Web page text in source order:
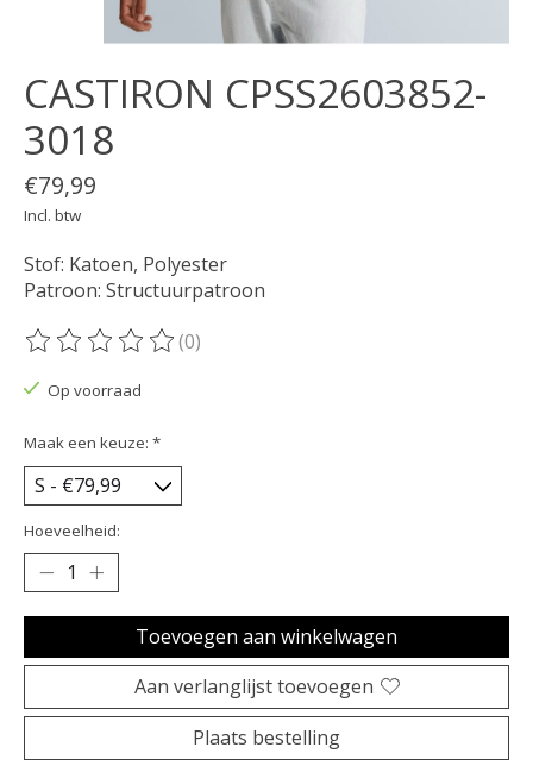
CASTIRON CPSS2603852-
3018
€79,99
Incl. btw
Stof: Katoen, Polyester
Patroon: Structuurpatroon
De beoordeling van dit product is
(0)
Op voorraad
Maak een keuze: *
Hoeveelheid:
Toevoegen aan winkelwagen
Aan verlanglijst toevoegen
Plaats bestelling